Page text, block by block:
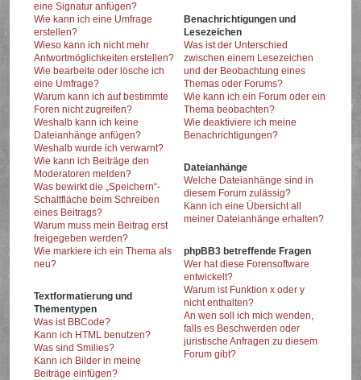
eine Signatur anfügen?
Wie kann ich eine Umfrage
erstellen?
Wieso kann ich nicht mehr
Antwortmöglichkeiten erstellen?
Wie bearbeite oder lösche ich
eine Umfrage?
Warum kann ich auf bestimmte
Foren nicht zugreifen?
Weshalb kann ich keine
Dateianhänge anfügen?
Weshalb wurde ich verwarnt?
Wie kann ich Beiträge den
Moderatoren melden?
Was bewirkt die „Speichern“-
Schaltfläche beim Schreiben
eines Beitrags?
Warum muss mein Beitrag erst
freigegeben werden?
Wie markiere ich ein Thema als
neu?
Textformatierung und
Thementypen
Was ist BBCode?
Kann ich HTML benutzen?
Was sind Smilies?
Kann ich Bilder in meine
Beiträge einfügen?
Benachrichtigungen und
Lesezeichen
Was ist der Unterschied
zwischen einem Lesezeichen
und der Beobachtung eines
Themas oder Forums?
Wie kann ich ein Forum oder ein
Thema beobachten?
Wie deaktiviere ich meine
Benachrichtigungen?
Dateianhänge
Welche Dateianhänge sind in
diesem Forum zulässig?
Kann ich eine Übersicht all
meiner Dateianhänge erhalten?
phpBB3 betreffende Fragen
Wer hat diese Forensoftware
entwickelt?
Warum ist Funktion x oder y
nicht enthalten?
An wen soll ich mich wenden,
falls es Beschwerden oder
juristische Anfragen zu diesem
Forum gibt?